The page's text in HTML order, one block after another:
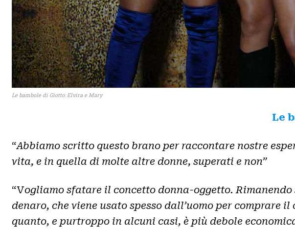
Le bambole di Giotto: Elvira e Mary
Le
“Abbiamo scritto questo brano per raccontare nostre
vita, e in quella di molte altre donne, superati e non”
“Vogliamo sfatare il concetto donna-oggetto.
denaro, che viene usato spesso dall’uomo per
quanto, e purtroppo in alcuni casi, è più debole